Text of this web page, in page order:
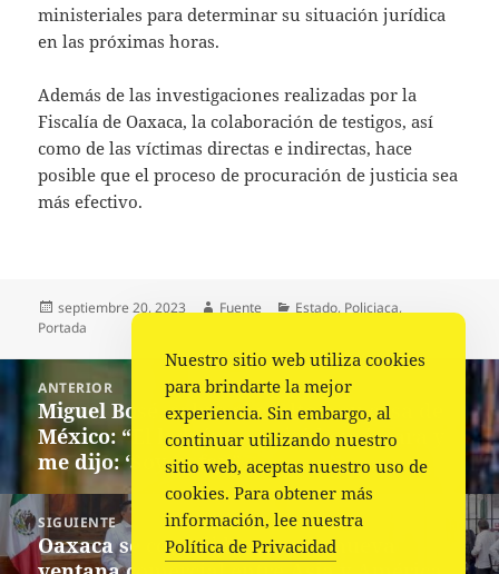
ministeriales para determinar su situación jurídica
en las próximas horas.
Además de las investigaciones realizadas por la
Fiscalía de Oaxaca, la colaboración de testigos, así
como de las víctimas directas e indirectas, hace
posible que el proceso de procuración de justicia sea
más efectivo.
Publicado
el
septiembre 20, 2023 Autor
Fuente Categorías
Estado, Policiaca,
Portada
Navegación
entradas
ANTERIOR
Entrada
anterior:
Miguel Bosé, sobre el asalto a su casa de
México: “El ladrón se quitó la máscara y
me dijo: ‘Soy tu fan”
SIGUIENTE
Siguiente
Oaxaca se consolida como la nueva
Nuestro sitio web utiliza cookies
para brindarte la mejor
experiencia. Sin embargo, al
continuar utilizando nuestro
sitio web, aceptas nuestro uso de
cookies. Para obtener más
información, lee nuestra
Política de Privacidad